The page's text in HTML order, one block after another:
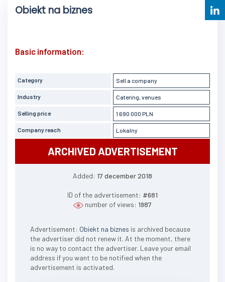
Obiekt na biznes
Basic information:
Category Sell a company
Industry Catering, venues
Selling price 1 690 000 PLN
Company reach Lokalny
ARCHIVED ADVERTISEMENT
Added: 17 december 2018
ID of the advertisement: #681
number of views: 1987
Advertisement: Obiekt na biznes is archived because
the advertiser did not renew it. At the moment, there
is no way to contact the advertiser. Leave your email
address if you want to be notified when the
advertisement is activated.